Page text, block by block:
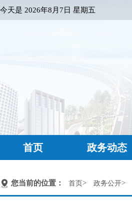
今天是 2026年8月7日 星期五
首页 政务动态
您当前的位置： 首页> 政务公开>